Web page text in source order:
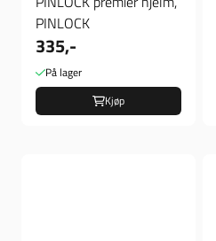
PINLOCK
335,-
På lager
Kjøp